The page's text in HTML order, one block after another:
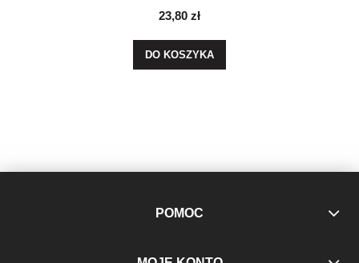
23,80 zł
DO KOSZYKA
POMOC